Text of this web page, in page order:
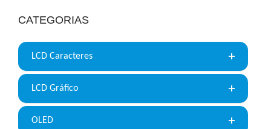
CATEGORIAS
LCD Caracteres
LCD Gráfico
OLED